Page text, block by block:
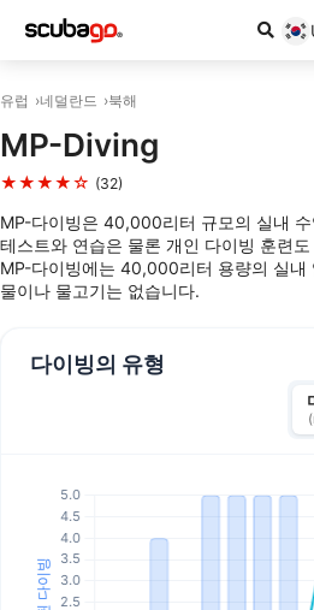
유럽 네덜란드 북해
MP-Diving
★★★★☆ (32)
MP-다이빙은 40,000리터 규모의 실내
테스트와 연습은 물론 개인 다이빙 훈련
MP-다이빙에는 40,000리터 용량의 실내
물이나 물고기는 없습니다.
다이빙의 유형